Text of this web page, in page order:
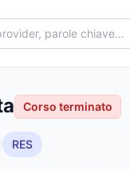
Corso terminato
RES